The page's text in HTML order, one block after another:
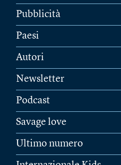
Pubblicità
Paesi
Autori
Newsletter
Podcast
Savage love
Ultimo numero